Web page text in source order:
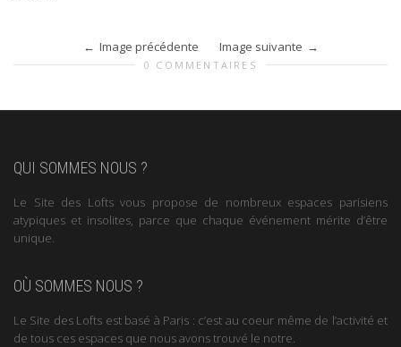
Image précédente Image suivante
0 COMMENTAIRES
QUI SOMMES NOUS ?
Le Site des Lofts vous propose de nombreux espaces parisiens
atypiques et insolites, parce que chaque événement mérite d’être
unique.
OÙ SOMMES NOUS ?
Le Site des Lofts est basé à Paris : c’est au coeur même de l’activité et
de tous ces espaces que nous avons trouvé le notre.